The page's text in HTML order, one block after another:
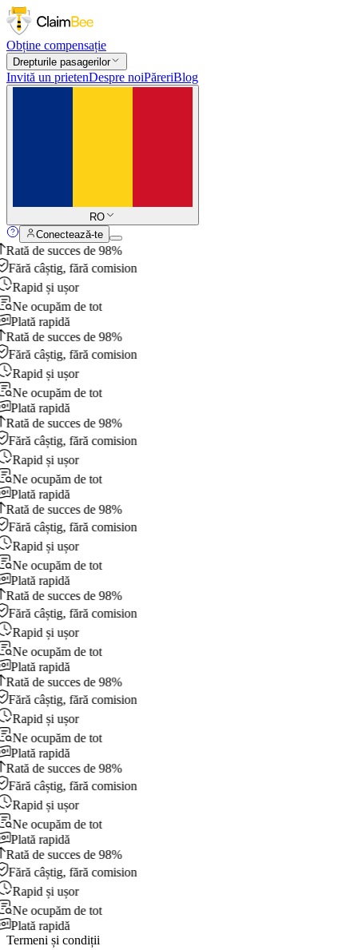
Obține compensație
Drepturile pasagerilor
Invită un prietenDespre noiPăreriBlog
RO
Conectează-te
Rată de succes de 98%
Fără câștig, fără comision
Rapid și ușor
Ne ocupăm de tot
Plată rapidă
Rată de succes de 98%
Fără câștig, fără comision
Rapid și ușor
Ne ocupăm de tot
Plată rapidă
Rată de succes de 98%
Fără câștig, fără comision
Rapid și ușor
Ne ocupăm de tot
Plată rapidă
Rată de succes de 98%
Fără câștig, fără comision
Rapid și ușor
Ne ocupăm de tot
Plată rapidă
Rată de succes de 98%
Fără câștig, fără comision
Rapid și ușor
Ne ocupăm de tot
Plată rapidă
Rată de succes de 98%
Fără câștig, fără comision
Rapid și ușor
Ne ocupăm de tot
Plată rapidă
Rată de succes de 98%
Fără câștig, fără comision
Rapid și ușor
Ne ocupăm de tot
Plată rapidă
Rată de succes de 98%
Fără câștig, fără comision
Rapid și ușor
Ne ocupăm de tot
Plată rapidă
Termeni și condiții